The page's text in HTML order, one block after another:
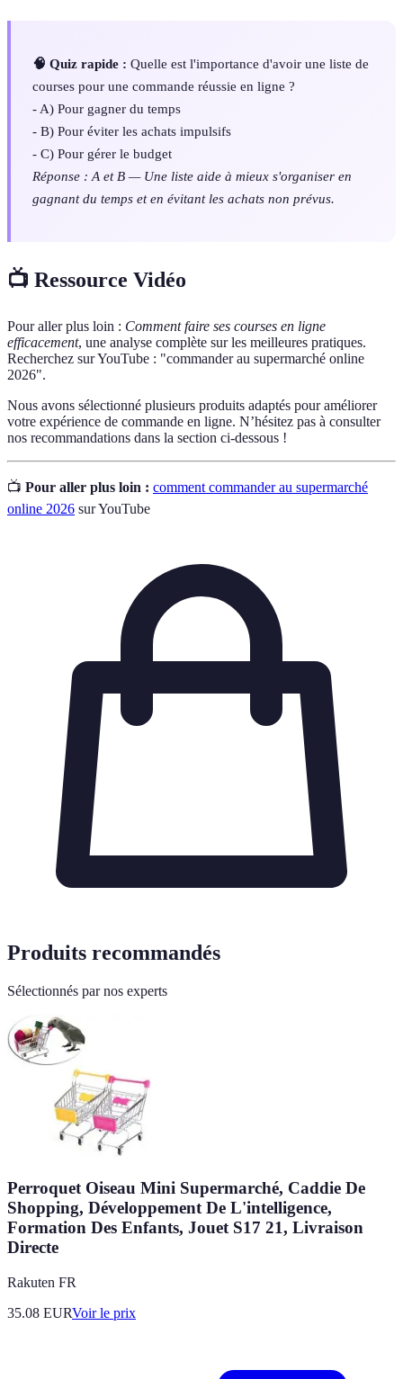
🧠 Quiz rapide : Quelle est l'importance d'avoir une liste de
courses pour une commande réussie en ligne ?
- A) Pour gagner du temps
- B) Pour éviter les achats impulsifs
- C) Pour gérer le budget
Réponse : A et B — Une liste aide à mieux s'organiser en
gagnant du temps et en évitant les achats non prévus.
📺 Ressource Vidéo
Pour aller plus loin : Comment faire ses courses en ligne
efficacement, une analyse complète sur les meilleures pratiques.
Recherchez sur YouTube : "commander au supermarché online
2026".
Nous avons sélectionné plusieurs produits adaptés pour améliorer
votre expérience de commande en ligne. N’hésitez pas à consulter
nos recommandations dans la section ci-dessous !
📺 Pour aller plus loin : comment commander au supermarché
online 2026 sur YouTube
Produits recommandés
Sélectionnés par nos experts
Perroquet Oiseau Mini Supermarché, Caddie De
Shopping, Développement De L'intelligence,
Formation Des Enfants, Jouet S17 21, Livraison
Directe
Rakuten FR
35.08 EURVoir le prix